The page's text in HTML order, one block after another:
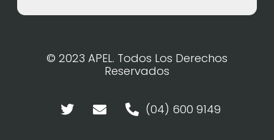
© 2023 APEL. Todos Los Derechos
Reservados
(04) 600 9149